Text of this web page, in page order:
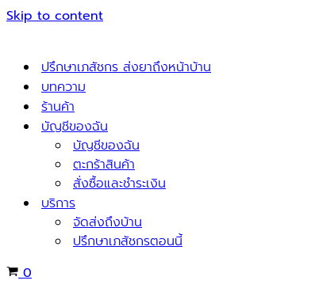
Skip to content
ปรึกษาเภสัชกร ส่งยาถึงหน้าบ้าน
บทความ
ร้านค้า
บัญชีของฉัน
บัญชีของฉัน
ตะกร้าสินค้า
สั่งซื้อและชำระเงิน
บริการ
จัดส่งถึงบ้าน
ปรึกษาเภสัชกรตอนนี้
Cart
0